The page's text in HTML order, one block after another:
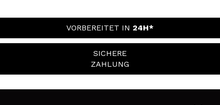
VORBEREITET IN 24H*
SICHERE
ZAHLUNG